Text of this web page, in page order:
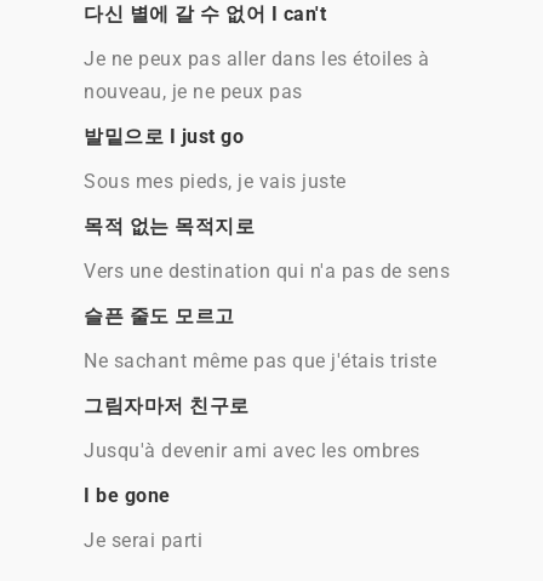
다신 별에 갈 수 없어 I can't
Je ne peux pas aller dans les étoiles à
nouveau, je ne peux pas
발밑으로 I just go
Sous mes pieds, je vais juste
목적 없는 목적지로
Vers une destination qui n'a pas de sens
슬픈 줄도 모르고
Ne sachant même pas que j'étais triste
그림자마저 친구로
Jusqu'à devenir ami avec les ombres
I be gone
Je serai parti